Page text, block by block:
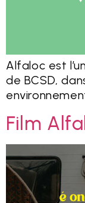
Alfaloc est
de BCSD,
Film